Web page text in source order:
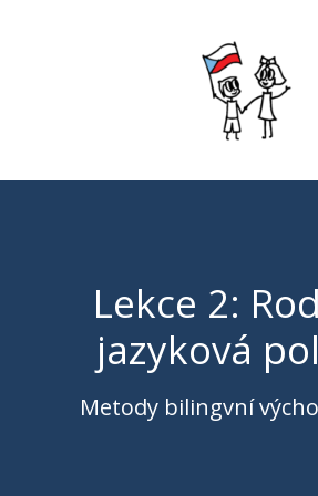
Lekce 2:
jazyková
Metody bilingvní